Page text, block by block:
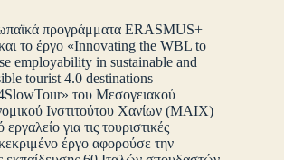
προγράμματα ERASMUS+
το έργο «Innovating the WBL to
employability in sustainable and
tourist 4.0 destinations –
του Μεσογειακού
Ινστιτούτου Χανίων (ΜΑΙΧ)
για τις τουριστικές
έργο αφορούσε την